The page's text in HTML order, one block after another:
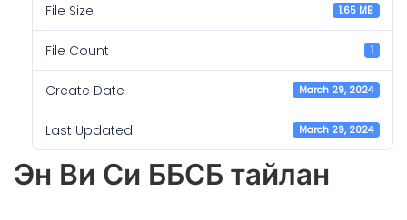
File Size 1.65 MB
File Count 1
Create Date March 29, 2024
Last Updated March 29, 2024
Эн Ви Си ББСБ тайлан